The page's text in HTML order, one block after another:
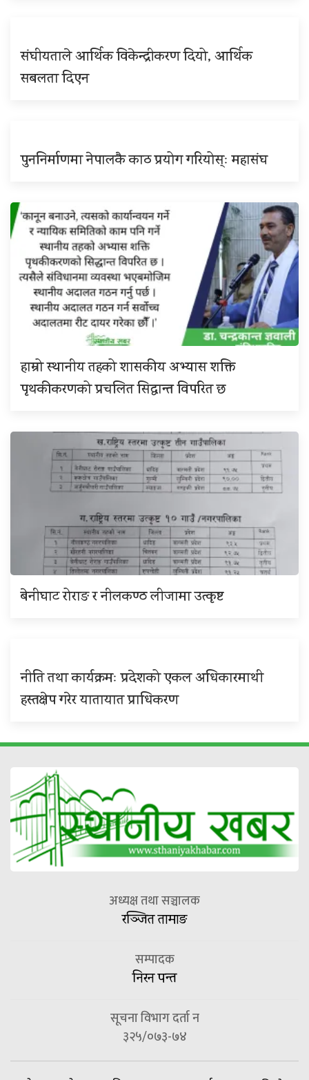
संघीयताले आर्थिक विकेन्द्रीकरण दियो, आर्थिक
सबलता दिएन
पुननिर्माणमा नेपालकै काठ प्रयोग गरियोस्ः महासंघ
हाम्रो स्थानीय तहको शासकीय अभ्यास शक्ति
पृथकीकरणको प्रचलित सिद्धान्त विपरित छ
बेनीघाट रोराङ र नीलकण्ठ लीजामा उत्कृष्ट
नीति तथा कार्यक्रमः प्रदेशको एकल अधिकारमाथी
हस्तक्षेप गरेर यातायात प्राधिकरण
अध्यक्ष तथा सञ्चालक
रञ्जित तामाङ
सम्पादक
निरन पन्त
सूचना विभाग दर्ता न
३२५/०७३-७४